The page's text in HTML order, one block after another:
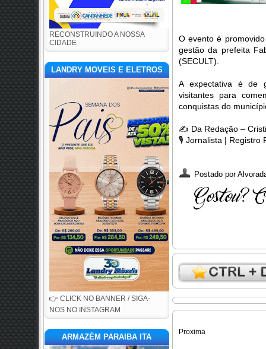
RECONSTRUINDO A NOSSA
CIDADE
LANDRY MOVEIS E ELETROS
👉 CLICK NO BANNER / SIGA-
NOS NO INSTAGRAM
ARMAZÉM PARAIBA ITA
O evento é
gestão da prefeita
(SECULT).
A expectativa é de
visitantes para
conquistas do
✍️ Da Redação –
🎙️ Jornalista | Registro
Postado por
Proxima